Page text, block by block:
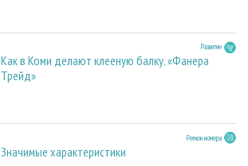
Развитие
Как в Коми делают клееную балку. «Фанера
Трейд»
Регион номера
Значимые характеристики